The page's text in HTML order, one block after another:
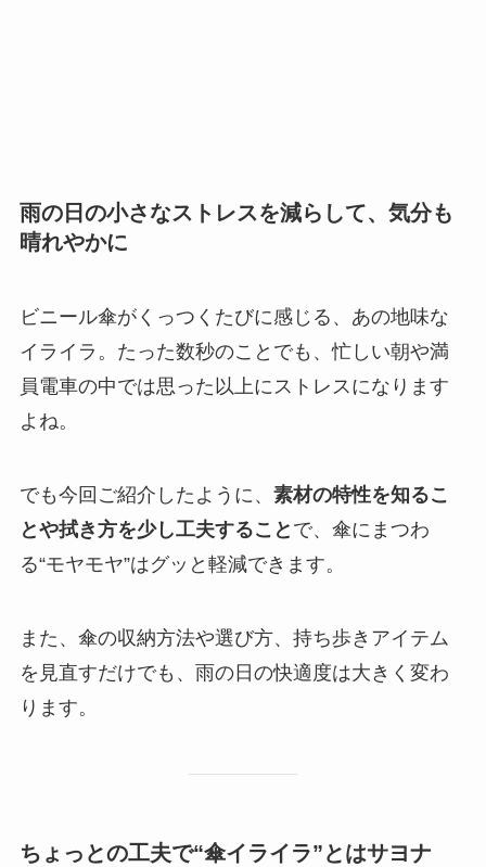
雨の日の小さなストレスを減らして、気分も
晴れやかに
ビニール傘がくっつくたびに感じる、あの地味な
イライラ。たった数秒のことでも、忙しい朝や満
員電車の中では思った以上にストレスになります
よね。
でも今回ご紹介したように、 素材の特性を知るこ
とや拭き方を少し工夫すること で、傘にまつわ
る“モヤモヤ”はグッと軽減できます。
また、傘の収納方法や選び方、持ち歩きアイテム
を見直すだけでも、雨の日の快適度は大きく変わ
ります。
ちょっとの工夫で“傘イライラ”とはサヨナ